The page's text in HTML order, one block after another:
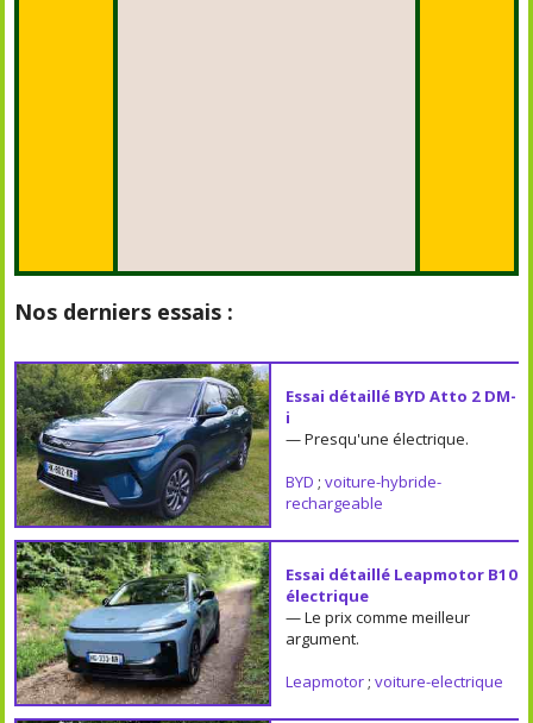
Nos derniers essais :
Essai détaillé BYD Atto 2 DM-
i
— Presqu'une électrique.
BYD ; voiture-hybride-
rechargeable
Essai détaillé Leapmotor B10
électrique
— Le prix comme meilleur
argument.
Leapmotor; voiture-electrique